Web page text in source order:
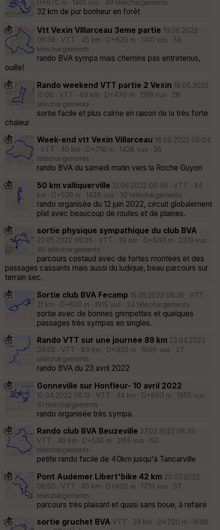
D+670 m · 1401 vus · 49 téléchargements ·
32 km de pur bonheur en forêt
Vtt Vexin VIllarceau 3eme partie 19.06.2022
08:38 · VTT · 45 km · D+620 m · 1401 vus · 58
téléchargements ·
rando BVA sympa mais chemins pas entretenus,
ouille!
Rando weekend VTT partie 2 Vexin 18.06.2022
15:08 · VTT · 49 km · D+470 m · 1319 vus · 28
téléchargements ·
sortie facile et plus calme en raison de la très forte
chaleur
Week-end vtt Vexin Villarceau 18.06.2022 08:04
· VTT · 40 km · D+710 m · 1428 vus · 36
téléchargements ·
rando BVA du samedi matin vers la Roche Guyon
50 km valliquerville 12.06.2022 08:40 · VTT · 44
km · D+530 m · 1426 vus · 32 téléchargements ·
rando organisée du 12 juin 2022, circuit globalement
plat avec beaucoup de routes et de plaines.
sortie physique sympathique du club BVA
22.05.2022 08:36 · VTT · 39 km · D+660 m · 2319 vus ·
46 téléchargements ·
parcours costaud avec de fortes montées et des
passages cassants mais aussi du ludique, beau parcours sur
terrain sec.
Sortie club BVA Fecamp 15.05.2022 08:35 · VTT ·
31 km · D+630 m · 1915 vus · 34 téléchargements ·
sortie avec de bonnes grimpettes et quelques
passages très sympas en singles.
Rando VTT sur une journée 89 km 23.04.2022
09:05 · VTT · 89 km · D+920 m · 1696 vus · 27
téléchargements ·
rando BVA du 23 avril 2022
Gonneville sur Honfleur- 10 avril 2022
10.04.2022 08:13 · VTT · 44 km · D+660 m · 1955 vus ·
61 téléchargements ·
rando organisée très sympa.
Rando club BVA Beuzeville 27.03.2022 08:35 ·
VTT · 40 km · D+530 m · 2155 vus · 60
téléchargements ·
petite rando facile de 40km jusqu'à Tancarville
Pont Audemer Libert'bike 42 km 20.03.2022
08:50 · VTT · 45 km · D+820 m · 1719 vus · 57
téléchargements ·
parcours très plaisant et quasi sans boue, à refaire
sortie gruchet BVA VTT · 39 km · D+720 m · 1646